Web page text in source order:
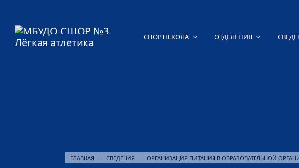
СПОРТШКОЛА ОТДЕЛЕНИЯ
ГЛАВНАЯ -- СВЕДЕНИЯ -- ОРГАНИЗАЦИЯ ПИТАНИЯ В ОБРАЗОВАТЕЛЬНОЙ